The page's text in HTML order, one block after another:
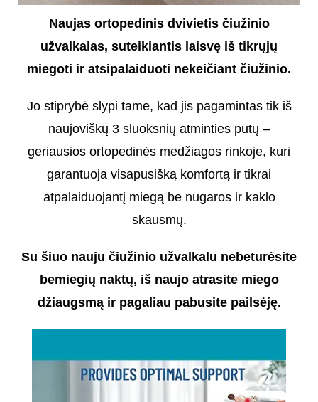
Naujas ortopedinis dvivietis čiužinio
užvalkalas, suteikiantis laisvę iš tikrųjų
miegoti ir atsipalaiduoti nekeičiant čiužinio.
Jo stiprybė slypi tame, kad jis pagamintas tik iš
naujoviškų 3 sluoksnių atminties putų –
geriausios ortopedinės medžiagos rinkoje, kuri
garantuoja visapusišką komfortą ir tikrai
atpalaiduojantį miegą be nugaros ir kaklo
skausmų.
Su šiuo nauju čiužinio užvalkalu nebeturėsite
bemiegių naktų, iš naujo atrasite miego
džiaugsmą ir pagaliau pabusite pailsėję.